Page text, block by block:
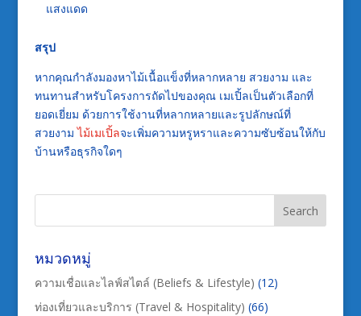
แสงแดด
สรุป
หากคุณกำลังมองหาไม้เนื้อแข็งที่หลากหลาย สวยงาม และ
ทนทานสำหรับโครงการถัดไปของคุณ เมเปิ้ลเป็นตัวเลือกที่
ยอดเยี่ยม ด้วยการใช้งานที่หลากหลายและรูปลักษณ์ที่
สวยงามไม้เมเปิ้ลจะเพิ่มความหรูหราและความซับซ้อนให้กับ
บ้านหรือธุรกิจใดๆ
หมวดหมู่
ความเชื่อและไลฟ์สไตล์ (Beliefs & Lifestyle) (12)
ท่องเที่ยวและบริการ (Travel & Hospitality) (66)